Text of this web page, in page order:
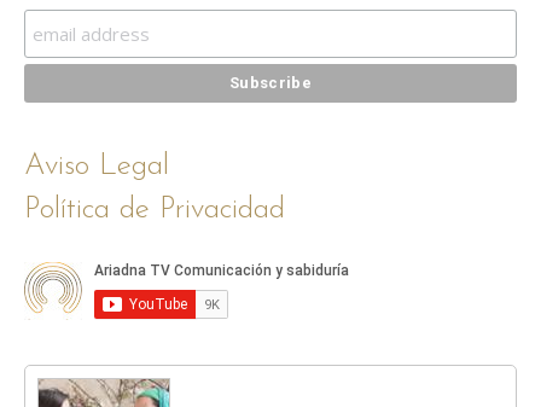
Aviso Legal
Política de Privacidad